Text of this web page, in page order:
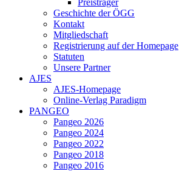
Preisträger
Geschichte der ÖGG
Kontakt
Mitgliedschaft
Registrierung auf der Homepage
Statuten
Unsere Partner
AJES
AJES-Homepage
Online-Verlag Paradigm
PANGEO
Pangeo 2026
Pangeo 2024
Pangeo 2022
Pangeo 2018
Pangeo 2016